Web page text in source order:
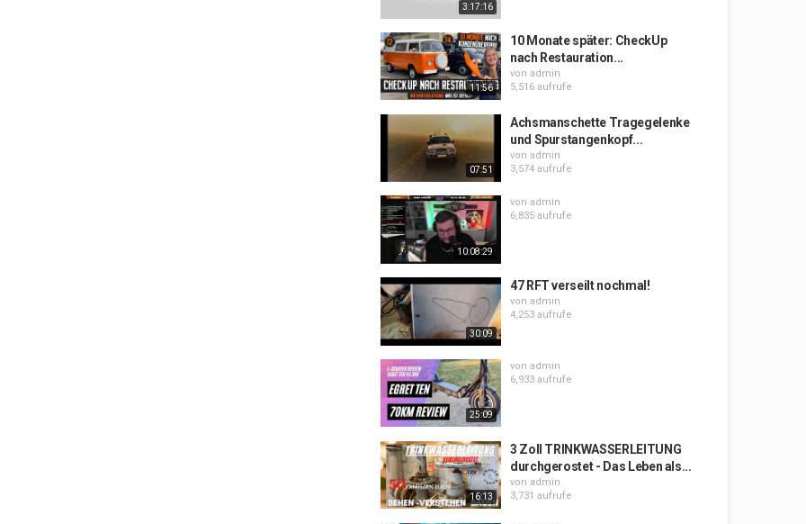
3:17:16
11:56
10 Monate später: CheckUp
nach Restauration...
von admin
5,516 aufrufe
07:51
Achsmanschette Tragegelenke
und Spurstangenkopf...
von admin
3,574 aufrufe
10:08:29
von admin
6,835 aufrufe
30:09
47 RFT verseilt nochmal!
von admin
4,253 aufrufe
25:09
von admin
6,933 aufrufe
16:13
3 Zoll TRINKWASSERLEITUNG
durchgerostet - Das Leben als...
von admin
3,731 aufrufe